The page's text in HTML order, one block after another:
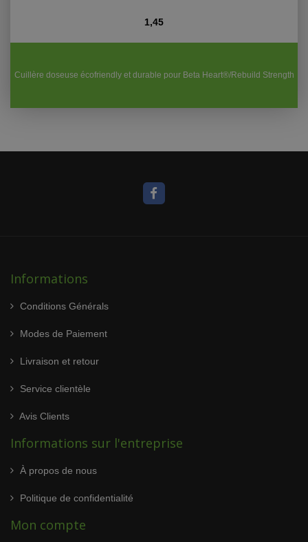
1,45
Cuillère doseuse écofriendly et durable pour Beta Heart®/Rebuild Strength
Informations
Conditions Générals
Modes de Paiement
Livraison et retour
Service clientèle
Avis Clients
Informations sur l'entreprise
À propos de nous
Politique de confidentialité
Mon compte